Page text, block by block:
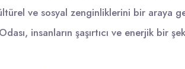
ve sosyal zenginliklerini bir araya
insanların şaşırtıcı ve enerjik bir